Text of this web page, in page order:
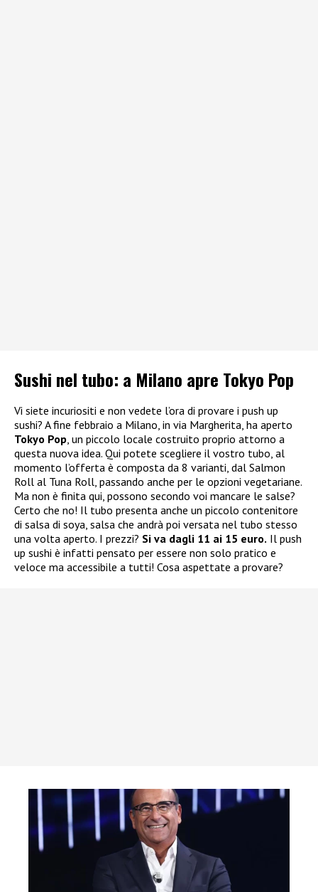
Sushi nel tubo: a Milano apre Tokyo Pop
Vi siete incuriositi e non vedete l’ora di provare i push up
sushi? A fine febbraio a Milano, in via Margherita, ha aperto
Tokyo Pop , un piccolo locale costruito proprio attorno a
questa nuova idea. Qui potete scegliere il vostro tubo, al
momento l’offerta è composta da 8 varianti, dal Salmon
Roll al Tuna Roll, passando anche per le opzioni vegetariane.
Ma non è finita qui, possono secondo voi mancare le salse?
Certo che no! Il tubo presenta anche un piccolo contenitore
di salsa di soya, salsa che andrà poi versata nel tubo stesso
una volta aperto. I prezzi? Si va dagli 11 ai 15 euro. Il push
up sushi è infatti pensato per essere non solo pratico e
veloce ma accessibile a tutti! Cosa aspettate a provare?